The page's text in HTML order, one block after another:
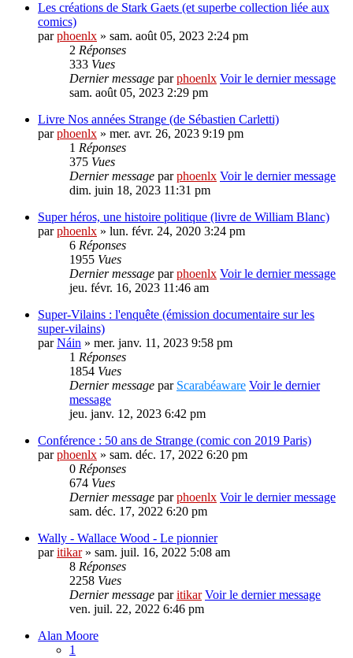
Les créations de Stark Gaets (et superbe collection liée aux
comics)
parphoenlx » sam. août 05, 2023 2:24 pm
2 Réponses
333 Vues
Dernier message parphoenlx Voir le dernier message
sam. août 05, 2023 2:29 pm
Livre Nos années Strange (de Sébastien Carletti)
parphoenlx » mer. avr. 26, 2023 9:19 pm
1 Réponses
375 Vues
Dernier message parphoenlx Voir le dernier message
dim. juin 18, 2023 11:31 pm
Super héros, une histoire politique (livre de William Blanc)
parphoenlx » lun. févr. 24, 2020 3:24 pm
6 Réponses
1955 Vues
Dernier message parphoenlx Voir le dernier message
jeu. févr. 16, 2023 11:46 am
Super-Vilains : l'enquête (émission documentaire sur les
super-vilains)
parNáin » mer. janv. 11, 2023 9:58 pm
1 Réponses
1854 Vues
Dernier message par Scarabéaware Voir le dernier
message
jeu. janv. 12, 2023 6:42 pm
Conférence : 50 ans de Strange (comic con 2019 Paris)
parphoenlx » sam. déc. 17, 2022 6:20 pm
0 Réponses
674 Vues
Dernier message parphoenlx Voir le dernier message
sam. déc. 17, 2022 6:20 pm
Wally - Wallace Wood - Le pionnier
paritikar» sam. juil. 16, 2022 5:08 am
8 Réponses
2258 Vues
Dernier message paritikar Voir le dernier message
ven. juil. 22, 2022 6:46 pm
Alan Moore
1